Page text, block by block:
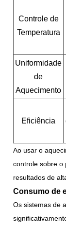
Controle de
Temperatura
Uniformidade
de
Aquecimento
Eficiência
Ao usar o
controle sobre o
resultados de
Consumo de
Os sistemas de